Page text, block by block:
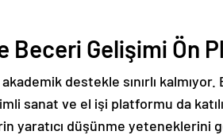
Beceri Gelişimi Ön
destekle sınırlı
sanat ve el işi platformu da
yaratıcı düşünme yeteneklerini